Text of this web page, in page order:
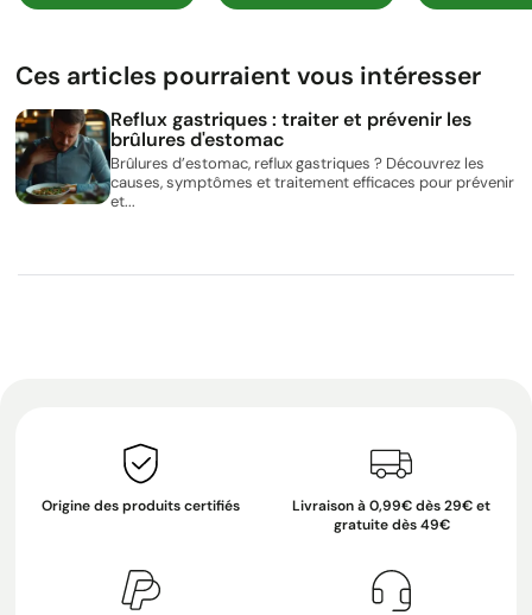
Ces articles pourraient vous intéresser
Reflux gastriques : traiter et prévenir les
brûlures d'estomac
Brûlures d’estomac, reflux gastriques ? Découvrez les
causes, symptômes et traitement efficaces pour prévenir
et...
Origine des produits certifiés
Livraison à 0,99€ dès 29€ et
gratuite dès 49€